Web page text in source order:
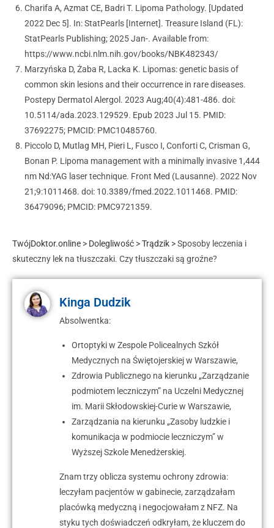
Charifa A, Azmat CE, Badri T. Lipoma Pathology. [Updated
2022 Dec 5]. In: StatPearls [Internet]. Treasure Island (FL):
StatPearls Publishing; 2025 Jan-. Available from:
https://www.ncbi.nlm.nih.gov/books/NBK482343/
Marzyńska D, Żaba R, Lacka K. Lipomas: genetic basis of
common skin lesions and their occurrence in rare diseases.
Postepy Dermatol Alergol. 2023 Aug;40(4):481-486. doi:
10.5114/ada.2023.129529. Epub 2023 Jul 15. PMID:
37692275; PMCID: PMC10485760.
Piccolo D, Mutlag MH, Pieri L, Fusco I, Conforti C, Crisman G,
Bonan P. Lipoma management with a minimally invasive 1,444
nm Nd:YAG laser technique. Front Med (Lausanne). 2022 Nov
21;9:1011468. doi: 10.3389/fmed.2022.1011468. PMID:
36479096; PMCID: PMC9721359.
TwójDoktor.online > Dolegliwość >Trądzik >Sposoby leczenia i
skuteczny lek na tłuszczaki. Czy tłuszczaki są groźne?
Kinga Dudzik
Absolwentka:
Ortoptyki w Zespole Policealnych Szkół
Medycznych na Świętojerskiej w Warszawie,
Zdrowia Publicznego na kierunku „Zarządzanie
podmiotem leczniczym” na Uczelni Medycznej
im. Marii Skłodowskiej-Curie w Warszawie,
Zarządzania na kierunku „Zasoby ludzkie i
komunikacja w podmiocie leczniczym” w
Wyższej Szkole Menedżerskiej.
Znam trzy oblicza systemu ochrony zdrowia:
leczyłam pacjentów w gabinecie, zarządzałam
placówką medyczną i negocjowałam z NFZ. Na
styku tych doświadczeń odkryłam, że kluczem do